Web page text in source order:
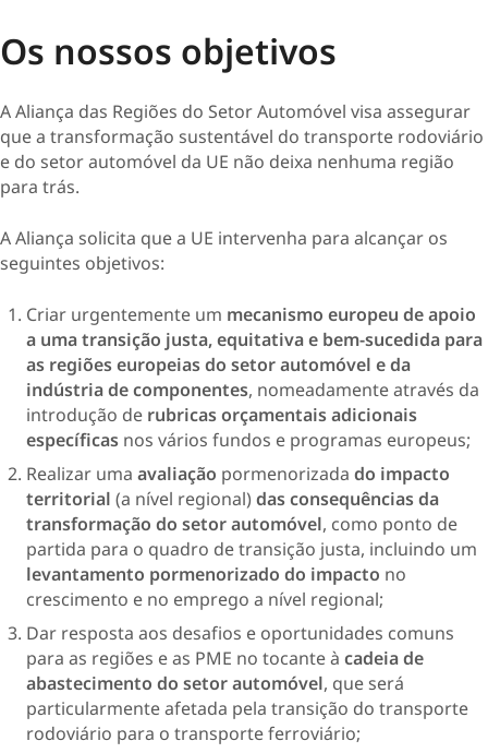
Os nossos objetivos
A Aliança das Regiões do Setor Automóvel visa assegurar
que a transformação sustentável do transporte rodoviário
e do setor automóvel da UE não deixa nenhuma região
para trás.
A Aliança solicita que a UE intervenha para alcançar os
seguintes objetivos:
Criar urgentemente um mecanismo europeu de apoio
a uma transição justa, equitativa e bem-sucedida para
as regiões europeias do setor automóvel e da
indústria de componentes, nomeadamente através da
introdução de rubricas orçamentais adicionais
específicas nos vários fundos e programas europeus;
Realizar uma avaliação pormenorizada do impacto
territorial (a nível regional) das consequências da
transformação do setor automóvel, como ponto de
partida para o quadro de transição justa, incluindo um
levantamento pormenorizado do impacto no
crescimento e no emprego a nível regional;
Dar resposta aos desafios e oportunidades comuns
para as regiões e as PME no tocante à cadeia de
abastecimento do setor automóvel, que será
particularmente afetada pela transição do transporte
rodoviário para o transporte ferroviário;